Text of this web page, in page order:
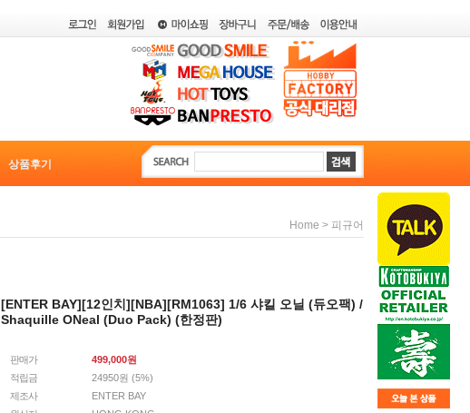
상품후기
Home > 피규어
[ENTER BAY][12인치][NBA][RM1063] 1/6 샤킬 오닐 (듀오팩) /
Shaquille ONeal (Duo Pack) (한정판)
판매가 499,000원
적립금
24950원 (5%)
제조사
ENTER BAY